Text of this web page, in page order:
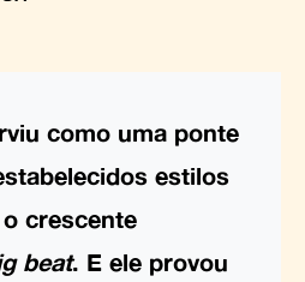
como uma ponte
estilos
crescente
beat. E ele provou